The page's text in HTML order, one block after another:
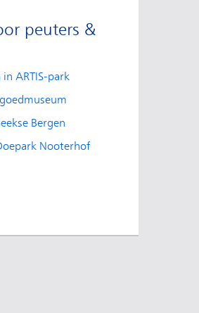
peuters &
ARTIS-park
Bergen
Nooterhof